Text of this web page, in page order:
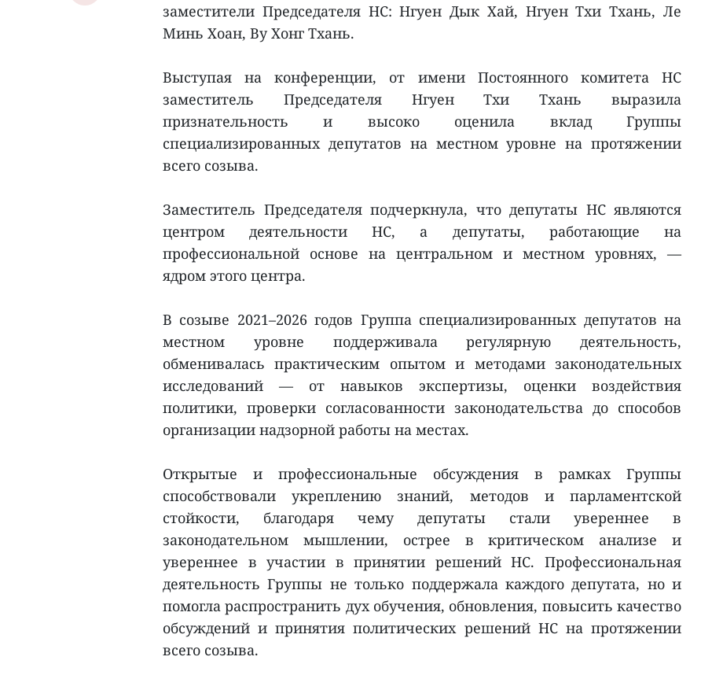
заместители Председателя НС: Нгуен Дык Хай, Нгуен Тхи Тхань, Ле
Минь Хоан, Ву Хонг Тхань.
Выступая на конференции, от имени Постоянного комитета НС
заместитель Председателя Нгуен Тхи Тхань выразила
признательность и высоко оценила вклад Группы
специализированных депутатов на местном уровне на протяжении
всего созыва.
Заместитель Председателя подчеркнула, что депутаты НС являются
центром деятельности НС, а депутаты, работающие на
профессиональной основе на центральном и местном уровнях, —
ядром этого центра.
В созыве 2021–2026 годов Группа специализированных депутатов на
местном уровне поддерживала регулярную деятельность,
обменивалась практическим опытом и методами законодательных
исследований — от навыков экспертизы, оценки воздействия
политики, проверки согласованности законодательства до способов
организации надзорной работы на местах.
Открытые и профессиональные обсуждения в рамках Группы
способствовали укреплению знаний, методов и парламентской
стойкости, благодаря чему депутаты стали увереннее в
законодательном мышлении, острее в критическом анализе и
увереннее в участии в принятии решений НС. Профессиональная
деятельность Группы не только поддержала каждого депутата, но и
помогла распространить дух обучения, обновления, повысить качество
обсуждений и принятия политических решений НС на протяжении
всего созыва.